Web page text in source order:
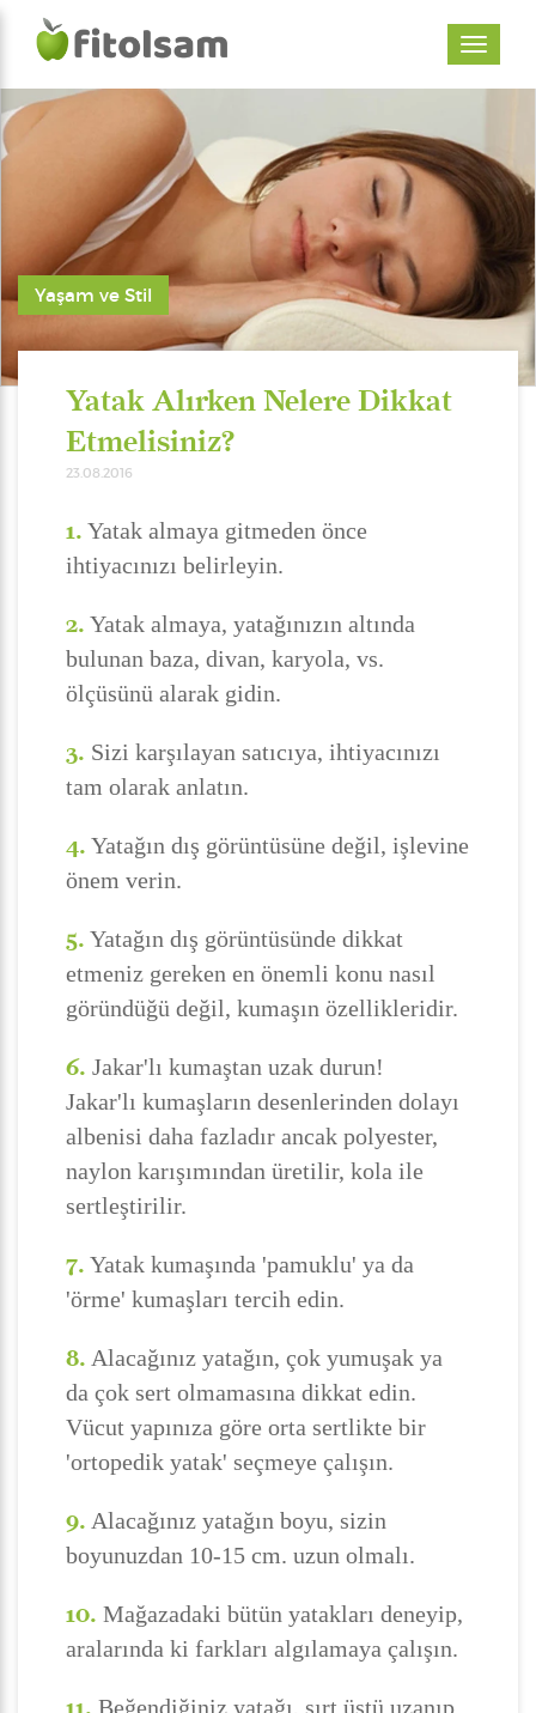
Yaşam ve Stil
Yatak Alırken Nelere Dikkat
Etmelisiniz?
23.08.2016
1. Yatak almaya gitmeden önce
ihtiyacınızı belirleyin.
2. Yatak almaya, yatağınızın altında
bulunan baza, divan, karyola, vs.
ölçüsünü alarak gidin.
3. Sizi karşılayan satıcıya, ihtiyacınızı
tam olarak anlatın.
4. Yatağın dış görüntüsüne değil, işlevine
önem verin.
5. Yatağın dış görüntüsünde dikkat
etmeniz gereken en önemli konu nasıl
göründüğü değil, kumaşın özellikleridir.
6. Jakar'lı kumaştan uzak durun!
Jakar'lı kumaşların desenlerinden dolayı
albenisi daha fazladır ancak polyester,
naylon karışımından üretilir, kola ile
sertleştirilir.
7. Yatak kumaşında 'pamuklu' ya da
'örme' kumaşları tercih edin.
8. Alacağınız yatağın, çok yumuşak ya
da çok sert olmamasına dikkat edin.
Vücut yapınıza göre orta sertlikte bir
'ortopedik yatak' seçmeye çalışın.
9. Alacağınız yatağın boyu, sizin
boyunuzdan 10-15 cm. uzun olmalı.
10. Mağazadaki bütün yatakları deneyip,
aralarında ki farkları algılamaya çalışın.
11. Beğendiğiniz yatağı, sırt üstü uzanıp